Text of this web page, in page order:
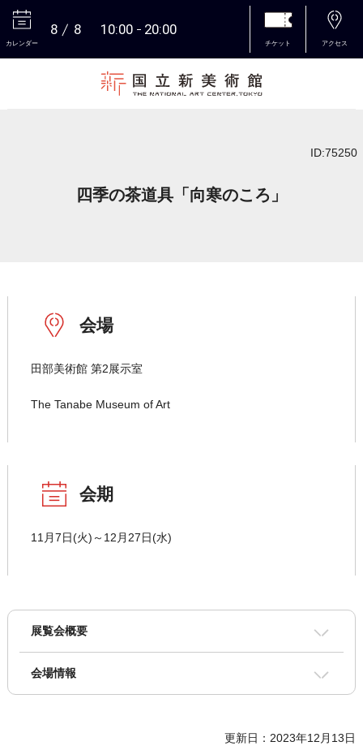
カレンダー
8 8 10:00 20:00
チケット アクセス
ID:75250
四季の茶道具「向寒のころ」
会場
田部美術館 第2展示室
The Tanabe Museum of Art
会期
11月7日(火)～12月27日(水)
展覧会概要
会場情報
更新日：2023年12月13日